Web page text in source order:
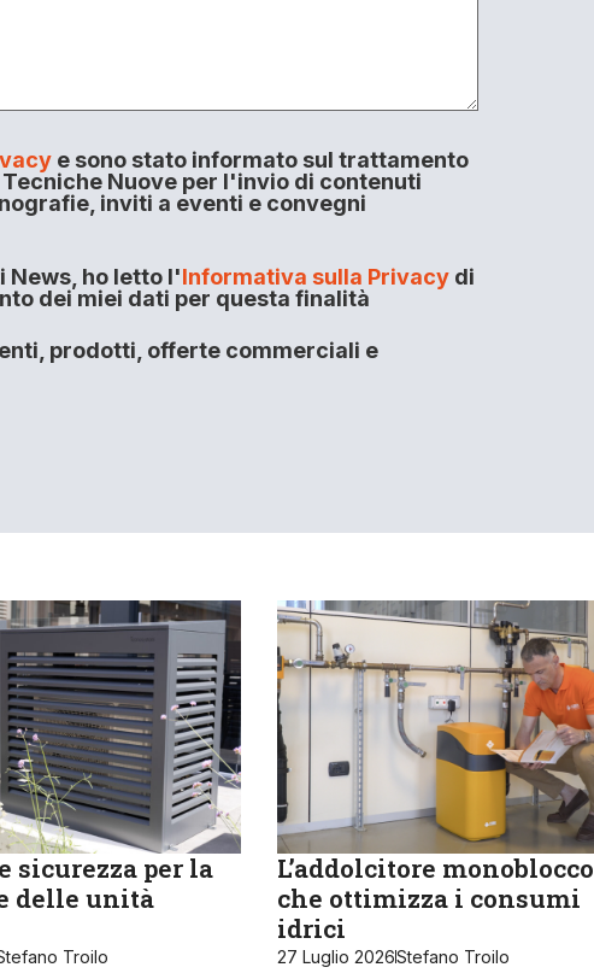
e sono stato informato sul trattamento
Nuove per l'invio di contenuti
inviti a eventi e convegni
News, ho letto l'Informativa sulla Privacydi
dei miei dati per questa finalità
prodotti, offerte commerciali e
sicurezza per la
delle unità
Troilo
L’addolcitore monoblocco
che ottimizza i consumi
idrici
27 Luglio 2026Stefano Troilo